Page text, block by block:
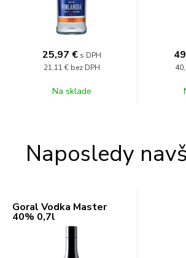
25,97 € s DPH
21,11 € bez DPH
Na sklade
Naposledy
Goral Vodka Master
40% 0,7l